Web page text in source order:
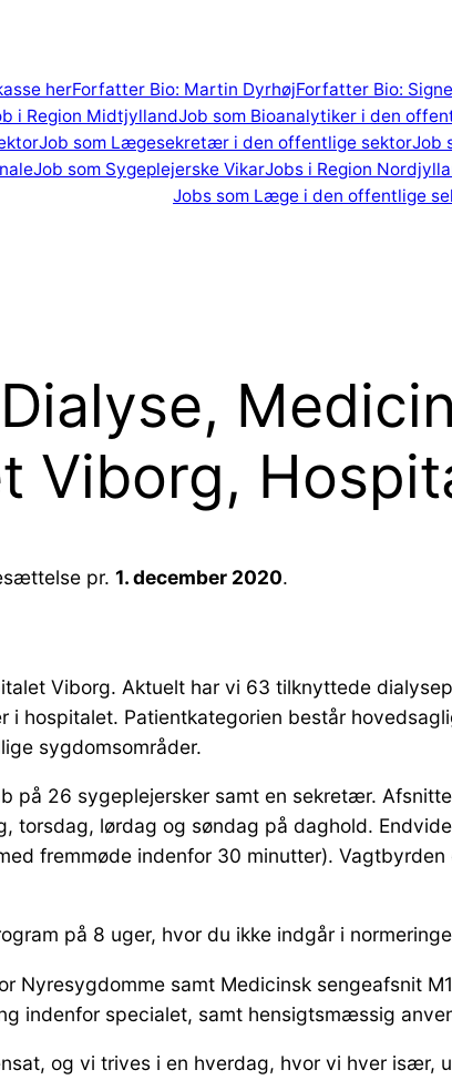
herForfatter Bio: Martin DyrhøjForfatter Bio:
i Region MidtjyllandJob som Bioanalytiker i den
Job som Lægesekretær i den offentlige sektorJob
Job som Sygeplejerske VikarJobs i Region
Jobs som Læge i den offentlige
Viborg,
pr. 1. december 2020.
Viborg. Aktuelt har vi 63 tilknyttede
hospitalet. Patientkategorien består
sygdomsområder.
på 26 sygeplejersker samt en sekretær.
torsdag, lørdag og søndag på daghold.
fremmøde indenfor 30 minutter).
på 8 uger, hvor du ikke indgår i
Nyresygdomme samt Medicinsk sengeafsnit
indenfor specialet, samt hensigtsmæssig
og vi trives i en hverdag, hvor vi hver især,